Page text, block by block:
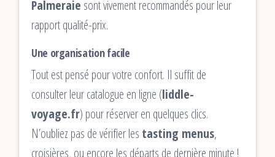
Palmeraie sont vivement recommandés pour leur
rapport qualité-prix.
Une organisation facile
Tout est pensé pour votre confort. Il suffit de
consulter leur catalogue en ligne (liddle-
voyage.fr) pour réserver en quelques clics.
N’oubliez pas de vérifier les tasting menus,
croisières, ou encore les départs de dernière minute !